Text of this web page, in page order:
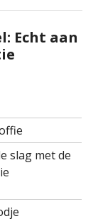
Echt aan
slag met de